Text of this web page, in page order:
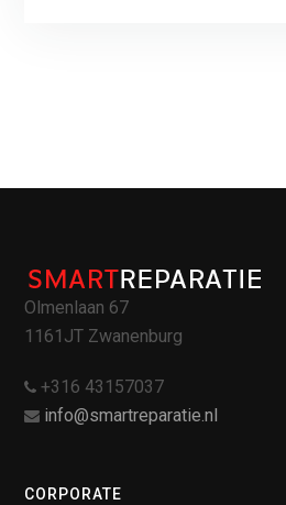
Olmenlaan 67
1161JT Zwanenburg
+316 43157037
info@smartreparatie.nl
CORPORATE